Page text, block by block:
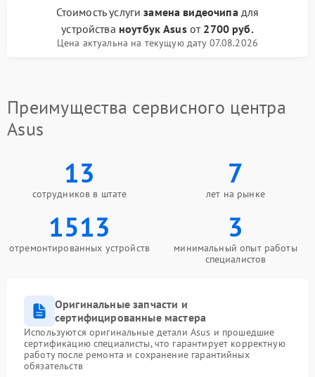
Стоимость услугизамена видеочипадля
устройства ноутбук Asusот 2700 руб.
Цена актуальна на текущую дату 07.08.2026
Преимущества сервисного центра
Asus
13
сотрудников в штате
7
лет на рынке
1513
отремонтированных устройств
3
минимальный опыт работы
специалистов
Оригинальные запчасти и
сертифицированные мастера
Используются оригинальные детали Asus и прошедшие
сертификацию специалисты, что гарантирует корректную
работу после ремонта и сохранение гарантийных
обязательств